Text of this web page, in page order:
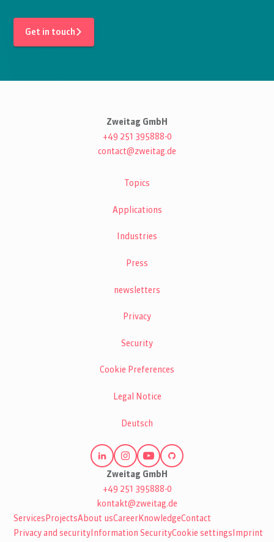
Get in touch
Zweitag GmbH
+49 251 395888-0
contact@zweitag.de
Topics
Applications
Industries
Press
newsletters
Privacy
Security
Cookie Preferences
Legal Notice
Deutsch
Zweitag GmbH
+49 251 395888-0
kontakt@zweitag.de
Services ProjectsAbout usCareer KnowledgeContact
Privacy and security Information SecurityCookie settings Imprint